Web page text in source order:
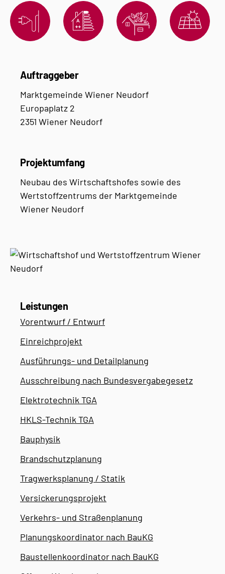
Auftraggeber
Marktgemeinde Wiener Neudorf
Europaplatz 2
2351 Wiener Neudorf
Projektumfang
Neubau des Wirtschaftshofes sowie des
Wertstoffzentrums der Marktgemeinde
Wiener Neudorf
Leistungen
Vorentwurf / Entwurf
Einreichprojekt
Ausführungs- und Detailplanung
Ausschreibung nach Bundesvergabegesetz
Elektrotechnik TGA
HKLS-Technik TGA
Bauphysik
Brandschutzplanung
Tragwerksplanung / Statik
Versickerungsprojekt
Verkehrs- und Straßenplanung
Planungskoordinator nach BauKG
Baustellenkoordinator nach BauKG